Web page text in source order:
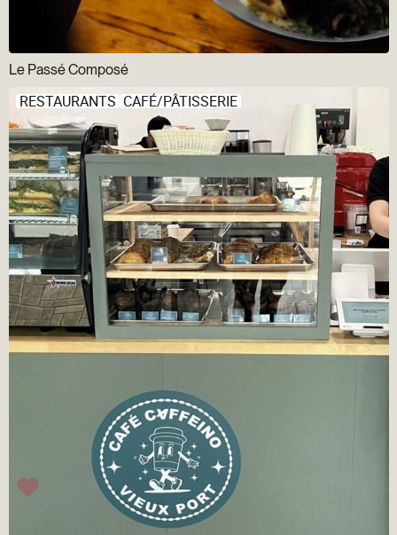
Le Passé Composé
RESTAURANTS CAFÉ/PÂTISSERIE